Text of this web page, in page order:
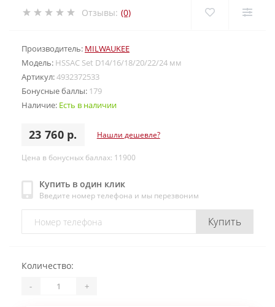
Отзывы: (0)
Производитель: MILWAUKEE
Модель: HSSAC Set D14/16/18/20/22/24 мм
Артикул:4932372533
Бонусные баллы: 179
Наличие: Есть в наличии
23 760 р. Нашли дешевле?
Цена в бонусных баллах: 11900
Купить в один клик
Введите номер телефона и мы перезвоним
Купить
Количество:
- +